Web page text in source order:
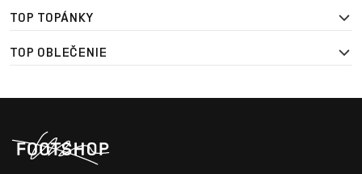
TOP TOPÁNKY
TOP OBLEČENIE